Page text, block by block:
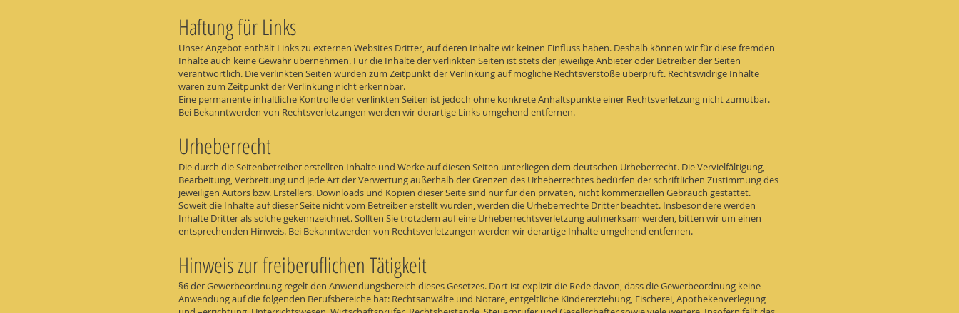
Haftung für Links
Unser Angebot enthält Links zu externen Websites Dritter, auf deren Inhalte wir keinen Einfluss haben. Deshalb können wir für diese fremden
Inhalte auch keine Gewähr übernehmen. Für die Inhalte der verlinkten Seiten ist stets der jeweilige Anbieter oder Betreiber der Seiten
verantwortlich. Die verlinkten Seiten wurden zum Zeitpunkt der Verlinkung auf mögliche Rechtsverstöße überprüft. Rechtswidrige Inhalte
waren zum Zeitpunkt der Verlinkung nicht erkennbar.
Eine permanente inhaltliche Kontrolle der verlinkten Seiten ist jedoch ohne konkrete Anhaltspunkte einer Rechtsverletzung nicht zumutbar.
Bei Bekanntwerden von Rechtsverletzungen werden wir derartige Links umgehend entfernen.
Urheberrecht
Die durch die Seitenbetreiber erstellten Inhalte und Werke auf diesen Seiten unterliegen dem deutschen Urheberrecht. Die Vervielfältigung,
Bearbeitung, Verbreitung und jede Art der Verwertung außerhalb der Grenzen des Urheberrechtes bedürfen der schriftlichen Zustimmung des
jeweiligen Autors bzw. Erstellers. Downloads und Kopien dieser Seite sind nur für den privaten, nicht kommerziellen Gebrauch gestattet.
Soweit die Inhalte auf dieser Seite nicht vom Betreiber erstellt wurden, werden die Urheberrechte Dritter beachtet. Insbesondere werden
Inhalte Dritter als solche gekennzeichnet. Sollten Sie trotzdem auf eine Urheberrechtsverletzung aufmerksam werden, bitten wir um einen
entsprechenden Hinweis. Bei Bekanntwerden von Rechtsverletzungen werden wir derartige Inhalte umgehend entfernen.
Hinweis zur freiberuflichen Tätigkeit
§6 der Gewerbeordnung regelt den Anwendungsbereich dieses Gesetzes. Dort ist explizit die Rede davon, dass die Gewerbeordnung keine
Anwendung auf die folgenden Berufsbereiche hat: Rechtsanwälte und Notare, entgeltliche Kindererziehung, Fischerei, Apothekenverlegung